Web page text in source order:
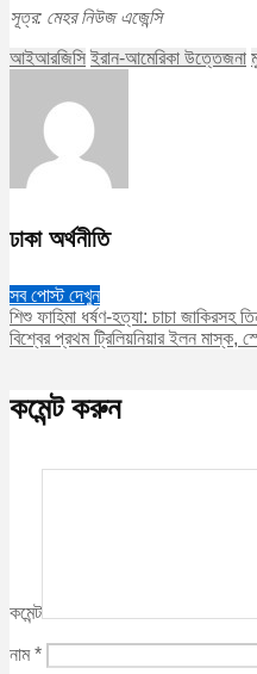
সূত্র: মেহর নিউজ এজেন্সি
আইআরজিসি ইরান-আমেরিকা উত্তেজনা
ঢাকা অর্থনীতি
সব পোস্ট দেখুন
শিশু ফাহিমা ধর্ষণ-হত্যা: চাচা জাকিরসহ
বিশ্বের প্রথম ট্রিলিয়নিয়ার ইলন
কমেন্ট করুন
কমেন্ট
নাম*